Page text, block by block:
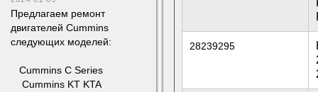
28239295
Предлагаем ремонт
двигателей Сummins
следующих моделей:
​ Cummins C Series
Cummins KT KTA